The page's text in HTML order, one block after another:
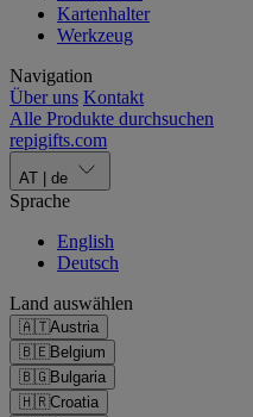
Kartenhalter
Werkzeug
Navigation
Über uns Kontakt
Alle Produkte durchsuchen
repigifts.com
AT de
Sprache
English
Deutsch
Land auswählen
🇦🇹Austria
🇧🇪Belgium
🇧🇬Bulgaria
🇭🇷Croatia